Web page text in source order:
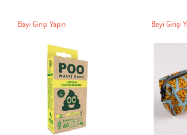
Bayi Girişi Yapın Bayi Girişi